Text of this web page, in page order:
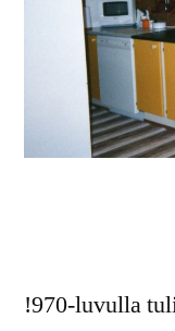
!970-luvulla